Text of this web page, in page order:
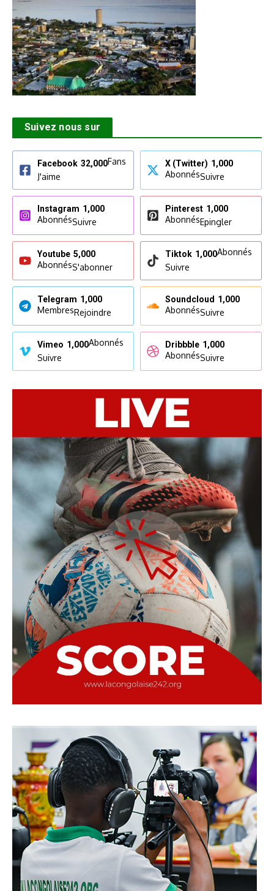
Suivez nous sur
Facebook 32,000Fans
J'aime
X (Twitter) 1,000
AbonnésSuivre
Instagram 1,000
AbonnésSuivre
Pinterest 1,000
AbonnésEpingler
Youtube 5,000
AbonnésS'abonner
Tiktok 1,000Abonnés
Suivre
Telegram 1,000
MembresRejoindre
Soundcloud 1,000
AbonnésSuivre
Vimeo 1,000Abonnés
Suivre
Dribbble 1,000
AbonnésSuivre